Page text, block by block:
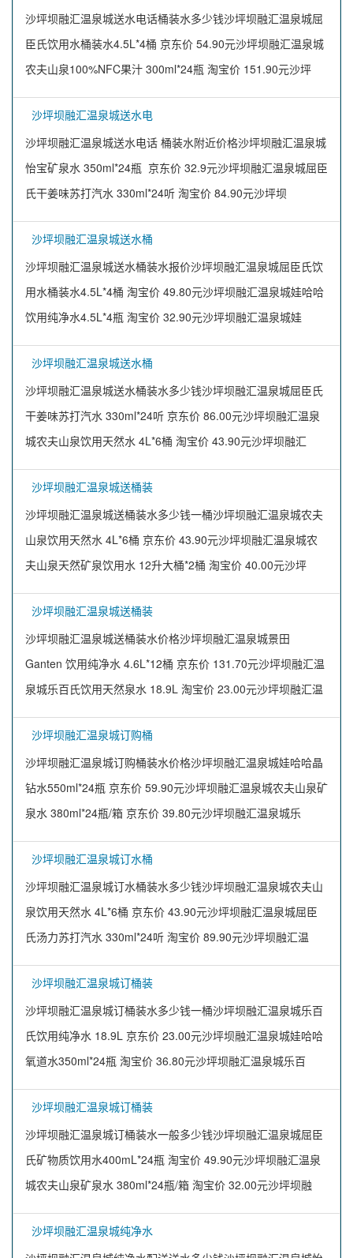
沙坪坝融汇温泉城送水电话桶装水多少钱沙坪坝融汇温泉城屈
臣氏饮用水桶装水4.5L*4桶 京东价 54.90元沙坪坝融汇温泉城
农夫山泉100%NFC果汁 300ml*24瓶 淘宝价 151.90元沙坪
沙坪坝融汇温泉城送水电
沙坪坝融汇温泉城送水电话 桶装水附近价格沙坪坝融汇温泉城
怡宝矿泉水 350ml*24瓶 京东价 32.9元沙坪坝融汇温泉城屈臣
氏干姜味苏打汽水 330ml*24听 淘宝价 84.90元沙坪坝
沙坪坝融汇温泉城送水桶
沙坪坝融汇温泉城送水桶装水报价沙坪坝融汇温泉城屈臣氏饮
用水桶装水4.5L*4桶 淘宝价 49.80元沙坪坝融汇温泉城娃哈哈
饮用纯净水4.5L*4瓶 淘宝价 32.90元沙坪坝融汇温泉城娃
沙坪坝融汇温泉城送水桶
沙坪坝融汇温泉城送水桶装水多少钱沙坪坝融汇温泉城屈臣氏
干姜味苏打汽水 330ml*24听 京东价 86.00元沙坪坝融汇温泉
城农夫山泉饮用天然水 4L*6桶 淘宝价 43.90元沙坪坝融汇
沙坪坝融汇温泉城送桶装
沙坪坝融汇温泉城送桶装水多少钱一桶沙坪坝融汇温泉城农夫
山泉饮用天然水 4L*6桶 京东价 43.90元沙坪坝融汇温泉城农
夫山泉天然矿泉饮用水 12升大桶*2桶 淘宝价 40.00元沙坪
沙坪坝融汇温泉城送桶装
沙坪坝融汇温泉城送桶装水价格沙坪坝融汇温泉城景田
Ganten 饮用纯净水 4.6L*12桶 京东价 131.70元沙坪坝融汇温
泉城乐百氏饮用天然泉水 18.9L 淘宝价 23.00元沙坪坝融汇温
沙坪坝融汇温泉城订购桶
沙坪坝融汇温泉城订购桶装水价格沙坪坝融汇温泉城娃哈哈晶
钻水550ml*24瓶 京东价 59.90元沙坪坝融汇温泉城农夫山泉矿
泉水 380ml*24瓶/箱 京东价 39.80元沙坪坝融汇温泉城乐
沙坪坝融汇温泉城订水桶
沙坪坝融汇温泉城订水桶装水多少钱沙坪坝融汇温泉城农夫山
泉饮用天然水 4L*6桶 京东价 43.90元沙坪坝融汇温泉城屈臣
氏汤力苏打汽水 330ml*24听 淘宝价 89.90元沙坪坝融汇温
沙坪坝融汇温泉城订桶装
沙坪坝融汇温泉城订桶装水多少钱一桶沙坪坝融汇温泉城乐百
氏饮用纯净水 18.9L 京东价 23.00元沙坪坝融汇温泉城娃哈哈
氧道水350ml*24瓶 淘宝价 36.80元沙坪坝融汇温泉城乐百
沙坪坝融汇温泉城订桶装
沙坪坝融汇温泉城订桶装水一般多少钱沙坪坝融汇温泉城屈臣
氏矿物质饮用水400mL*24瓶 淘宝价 49.90元沙坪坝融汇温泉
城农夫山泉矿泉水 380ml*24瓶/箱 淘宝价 32.00元沙坪坝融
沙坪坝融汇温泉城纯净水